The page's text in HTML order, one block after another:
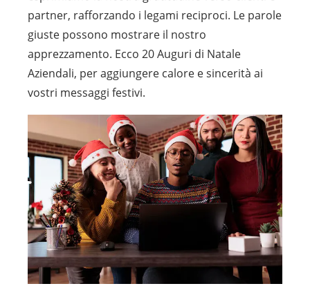
partner, rafforzando i legami reciproci. Le parole
giuste possono mostrare il nostro
apprezzamento. Ecco 20 Auguri di Natale
Aziendali, per aggiungere calore e sincerità ai
vostri messaggi festivi.